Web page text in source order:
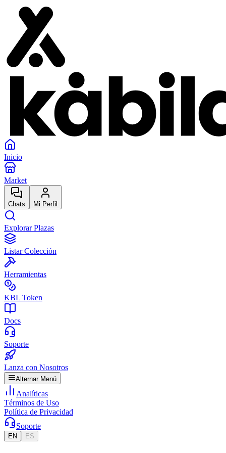
Inicio
Market
Chats Mi Perfil
Explorar Plazas
Listar Colección
Herramientas
KBL Token
Docs
Soporte
Lanza con Nosotros
Alternar Menú
Analíticas
Términos de Uso
Política de Privacidad
Soporte
EN ES